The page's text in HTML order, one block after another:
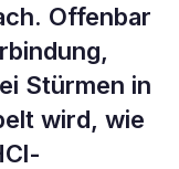
Offenbar
Stürmen in
wird, wie